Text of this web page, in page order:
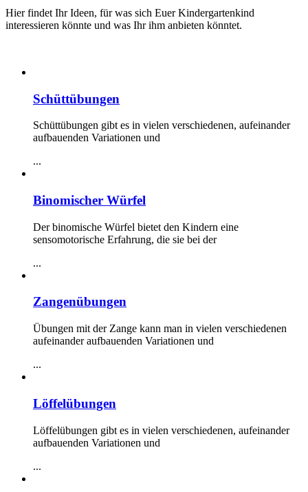
Hier findet Ihr Ideen, für was sich Euer Kindergartenkind
interessieren könnte und was Ihr ihm anbieten könntet.
Schüttübungen
Schüttübungen gibt es in vielen verschiedenen, aufeinander
aufbauenden Variationen und
...
Binomischer Würfel
Der binomische Würfel bietet den Kindern eine
sensomotorische Erfahrung, die sie bei der
...
Zangenübungen
Übungen mit der Zange kann man in vielen verschiedenen
aufeinander aufbauenden Variationen und
...
Löffelübungen
Löffelübungen gibt es in vielen verschiedenen, aufeinander
aufbauenden Variationen und
...